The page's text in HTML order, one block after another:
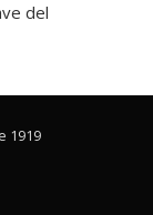
del
1919